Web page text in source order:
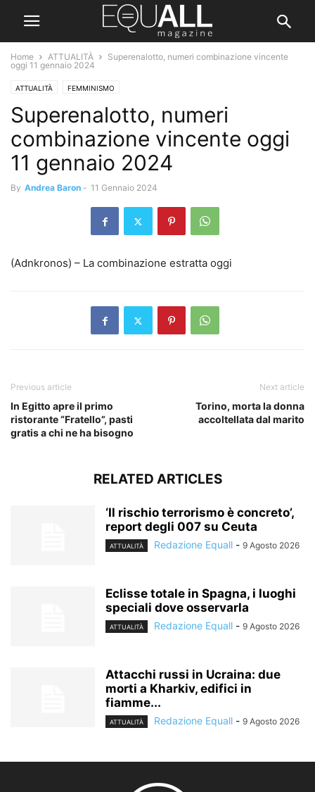
Home ATTUALITÀ
Superenalotto, numeri combinazione vincente
oggi 11 gennaio 2024
ATTUALITÀ FEMMINISMO
Superenalotto, numeri
combinazione vincente oggi
11 gennaio 2024
By Andrea Baron - 11 Gennaio 2024
(Adnkronos) – La combinazione estratta oggi
Previous article
In Egitto apre il primo
ristorante “Fratello”, pasti
gratis a chi ne ha bisogno
Next article
Torino, morta la donna
accoltellata dal marito
RELATED ARTICLES
‘Il rischio terrorismo è concreto’,
report degli 007 su Ceuta
ATTUALITÀ Redazione Equall - 9 Agosto 2026
Eclisse totale in Spagna, i luoghi
speciali dove osservarla
ATTUALITÀ Redazione Equall - 9 Agosto 2026
Attacchi russi in Ucraina: due
morti a Kharkiv, edifici in
fiamme...
ATTUALITÀ Redazione Equall - 9 Agosto 2026